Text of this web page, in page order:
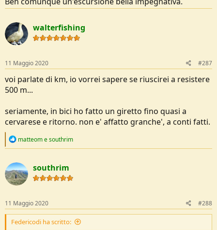
walterfishing
11 Maggio 2020 #287
voi parlate di km, io vorrei sapere se riuscirei a resistere
500 m...
seriamente, in bici ho fatto un giretto fino quasi a
cervarese e ritorno. non e' affatto granche', a conti fatti.
R
c
t
i
o
s
:
matteomesouthrim
southrim
11 Maggio 2020 #288
Federicodi ha scritto: